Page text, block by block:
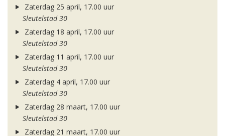
Zaterdag 25 april, 17.00 uur
Sleutelstad 30
Zaterdag 18 april, 17.00 uur
Sleutelstad 30
Zaterdag 11 april, 17.00 uur
Sleutelstad 30
Zaterdag 4 april, 17.00 uur
Sleutelstad 30
Zaterdag 28 maart, 17.00 uur
Sleutelstad 30
Zaterdag 21 maart, 17.00 uur